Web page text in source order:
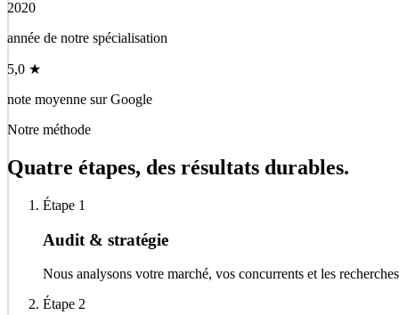
2020
année de notre spécialisation
5,0 ★
note moyenne sur Google
Notre méthode
Quatre étapes, des résultats durables.
Étape 1
Audit & stratégie
Nous analysons votre marché, vos concurrents et les
Étape 2